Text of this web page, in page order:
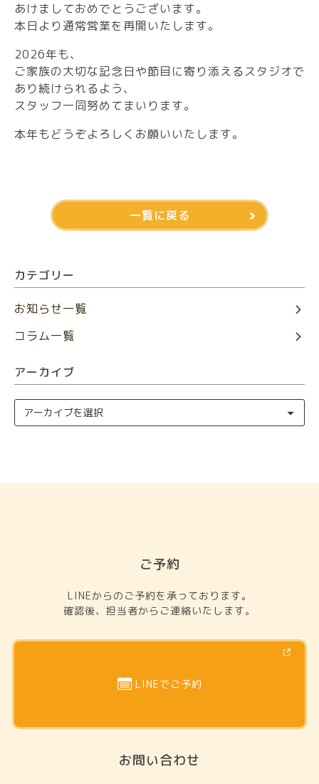
あけましておめでとうございます。
本日より通常営業を再開いたします。
2026年も、
ご家族の大切な記念日や節目に寄り添えるスタジオで
あり続けられるよう、
スタッフ一同努めてまいります。
本年もどうぞよろしくお願いいたします。
一覧に戻る
カテゴリー
お知らせ一覧
コラム一覧
アーカイブ
ご予約
LINEからのご予約を承っております。
確認後、担当者からご連絡いたします。
LINEでご予約
お問い合わせ